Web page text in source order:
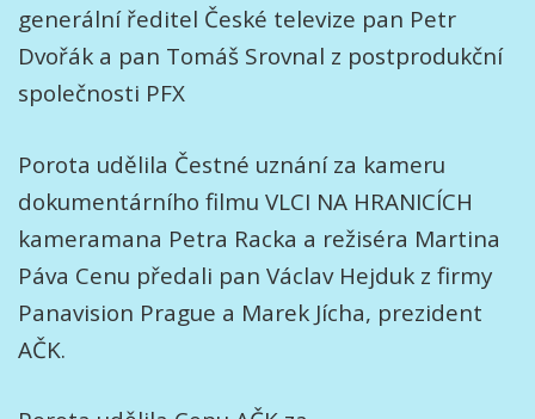
generální ředitel České televize pan Petr
Dvořák a pan Tomáš Srovnal z postprodukční
společnosti PFX
Porota udělila Čestné uznání za kameru
dokumentárního filmu VLCI NA HRANICÍCH
kameramana Petra Racka a režiséra Martina
Páva Cenu předali pan Václav Hejduk z firmy
Panavision Prague a Marek Jícha, prezident
AČK.